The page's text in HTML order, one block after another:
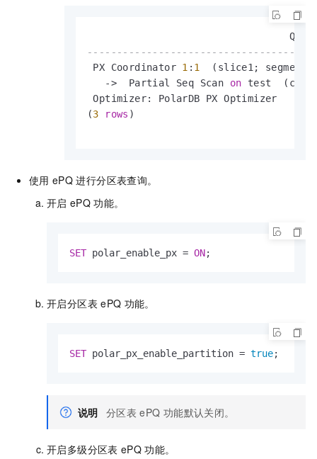
PX Coordinator 1 : 1
(slice1;
->
  Partial Seq Scan
on test  (cost
Optimizer: PolarDB PX Optimizer
(3 rows )
使用 ePQ 进行分区表查询。
开启 ePQ 功能。
SET polar_enable_px = ON;
开启分区表 ePQ 功能。
SET polar_px_enable_partition = true;
说明 分区表 ePQ 功能默认关闭。
开启多级分区表 ePQ 功能。